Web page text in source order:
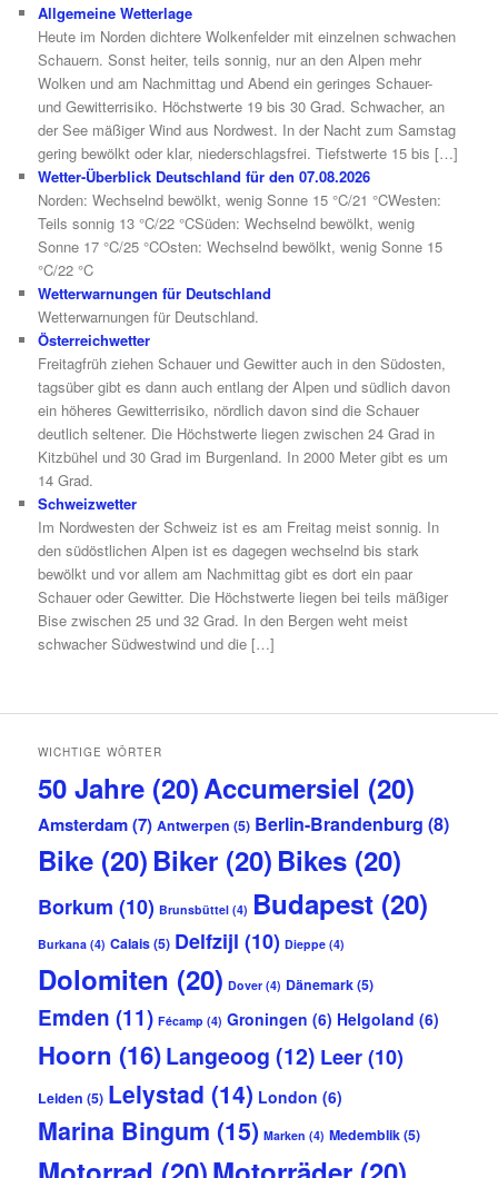
Allgemeine Wetterlage
Heute im Norden dichtere Wolkenfelder mit einzelnen schwachen
Schauern. Sonst heiter, teils sonnig, nur an den Alpen mehr
Wolken und am Nachmittag und Abend ein geringes Schauer-
und Gewitterrisiko. Höchstwerte 19 bis 30 Grad. Schwacher, an
der See mäßiger Wind aus Nordwest. In der Nacht zum Samstag
gering bewölkt oder klar, niederschlagsfrei. Tiefstwerte 15 bis […]
Wetter-Überblick Deutschland für den 07.08.2026
Norden: Wechselnd bewölkt, wenig Sonne 15 °C/21 °CWesten:
Teils sonnig 13 °C/22 °CSüden: Wechselnd bewölkt, wenig
Sonne 17 °C/25 °COsten: Wechselnd bewölkt, wenig Sonne 15
°C/22 °C
Wetterwarnungen für Deutschland
Wetterwarnungen für Deutschland.
Österreichwetter
Freitagfrüh ziehen Schauer und Gewitter auch in den Südosten,
tagsüber gibt es dann auch entlang der Alpen und südlich davon
ein höheres Gewitterrisiko, nördlich davon sind die Schauer
deutlich seltener. Die Höchstwerte liegen zwischen 24 Grad in
Kitzbühel und 30 Grad im Burgenland. In 2000 Meter gibt es um
14 Grad.
Schweizwetter
Im Nordwesten der Schweiz ist es am Freitag meist sonnig. In
den südöstlichen Alpen ist es dagegen wechselnd bis stark
bewölkt und vor allem am Nachmittag gibt es dort ein paar
Schauer oder Gewitter. Die Höchstwerte liegen bei teils mäßiger
Bise zwischen 25 und 32 Grad. In den Bergen weht meist
schwacher Südwestwind und die […]
WICHTIGE WÖRTER
50 Jahre (20)Accumersiel (20)
Amsterdam(7) Antwerpen (5) Berlin-Brandenburg (8)
Bike (20) Biker (20) Bikes (20)
Borkum (10) Brunsbüttel (4) Budapest (20)
Burkana (4) Calais(5) Delfzijl (10) Dieppe (4)
Dolomiten (20) Dover (4) Dänemark(5)
Emden (11) Fécamp (4) Groningen (6) Helgoland (6)
Hoorn (16)Langeoog (12) Leer(10)
Leiden (5) Lelystad (14) London (6)
Marina Bingum (15) Marken (4) Medemblik(5)